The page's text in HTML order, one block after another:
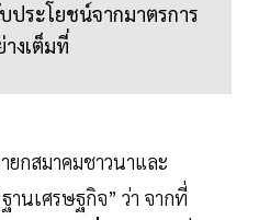
ประโยชน์จากมาตรการ
งเต็มที่
กสมาคมชาวนาและ
านเศรษฐกิจ” ว่า จากที่